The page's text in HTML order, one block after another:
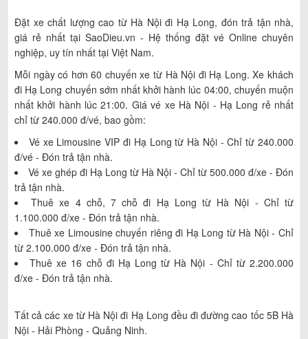
Đặt xe chất lượng cao từ Hà Nội đi Hạ Long, đón trả tận nhà,
giá rẻ nhất tại SaoDieu.vn - Hệ thống đặt vé Online chuyên
nghiệp, uy tín nhất tại Việt Nam.
Mỗi ngày có hơn 60 chuyến xe từ Hà Nội đi Hạ Long. Xe khách
đi Hạ Long chuyến sớm nhất khởi hành lúc 04:00, chuyến muộn
nhất khởi hành lúc 21:00. Giá vé xe Hà Nội - Hạ Long rẻ nhất
chỉ từ 240.000 đ/vé, bao gồm:
Vé xe Limousine VIP đi Hạ Long từ Hà Nội - Chỉ từ 240.000
đ/vé - Đón trả tận nhà.
Vé xe ghép đi Hạ Long từ Hà Nội - Chỉ từ 500.000 đ/xe - Đón
trả tận nhà.
Thuê xe 4 chỗ, 7 chỗ đi Hạ Long từ Hà Nội - Chỉ từ
1.100.000 đ/xe - Đón trả tận nhà.
Thuê xe Limousine chuyến riêng đi Hạ Long từ Hà Nội - Chỉ
từ 2.100.000 đ/xe - Đón trả tận nhà.
Thuê xe 16 chỗ đi Hạ Long từ Hà Nội - Chỉ từ 2.200.000
đ/xe - Đón trả tận nhà.
Tất cả các xe từ Hà Nội đi Hạ Long đều đi đường cao tốc 5B Hà
Nội - Hải Phòng - Quảng Ninh.